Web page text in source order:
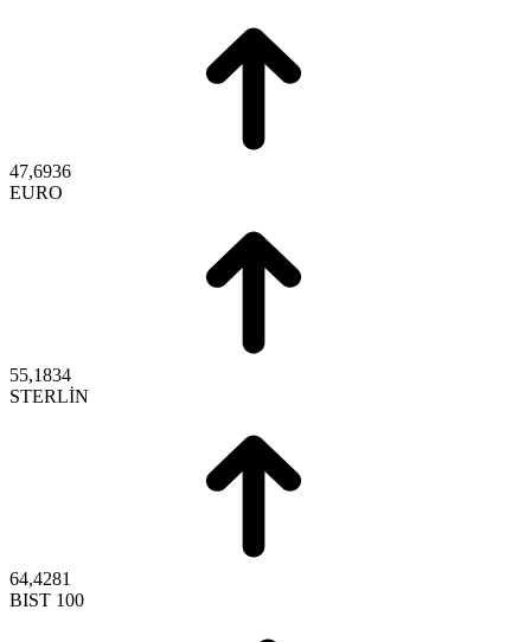
47,6936
EURO
55,1834
STERLİN
64,4281
BIST 100